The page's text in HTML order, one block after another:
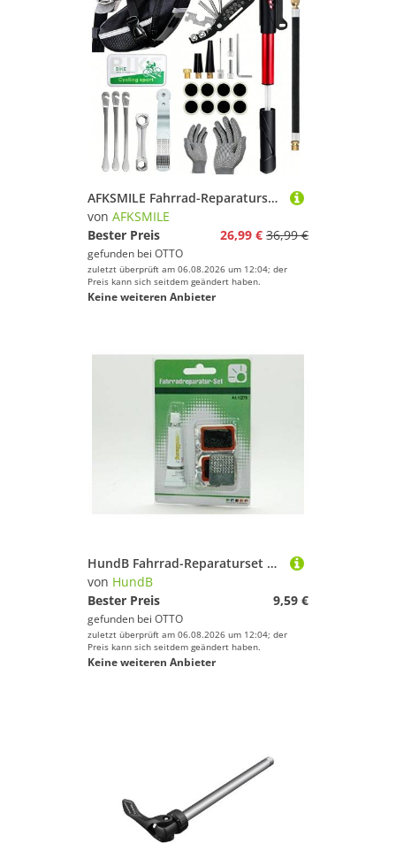
AFKSMILE Fahrrad-Reparaturset Fahrrad-Reparaturset,Reifenreparaturset und Fahrradpumpe mit 120 PSI, 26-St., 16-in-1-Multifunktionswerkzeug,Tragbares Flickzeug,Notfall-Werkzeugset
von AFKSMILE
Bester Preis
26,99 € 36,99 €
gefunden bei OTTO
zuletzt überprüft am 06.08.2026 um 12:04; der
Preis kann sich seitdem geändert haben.
Keine weiteren Anbieter
HundB Fahrrad-Reparaturset Fahrrad-Reparatur-Set 7-teilig Schwarz Pannenhelfer, Set, 7-St., Fahrrad-Reparatur-Set, Reparaturkit Flickzeug Werkzeugset Pannenhilfe Fahrradset Reparaturset
von HundB
Bester Preis
9,59 €
gefunden bei OTTO
zuletzt überprüft am 06.08.2026 um 12:04; der
Preis kann sich seitdem geändert haben.
Keine weiteren Anbieter